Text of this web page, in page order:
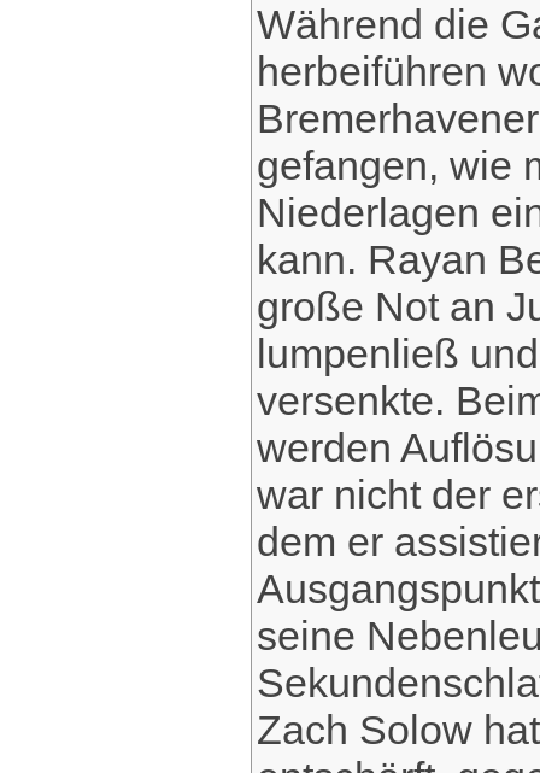
Während die
herbeiführen
gefangen, wie
Niederlagen
kann. Rayan
große Not an
lumpenließ
versenkte.
werden
war nicht der
dem er
seine
Zach Solow